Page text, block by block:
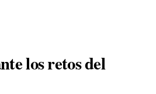
los retos del